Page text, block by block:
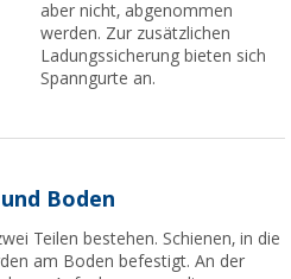
aber nicht, abgenommen
werden. Zur zusätzlichen
Ladungssicherung bieten sich
Spanngurte an.
Boden
Teilen bestehen. Schienen, in die
am Boden befestigt. An der